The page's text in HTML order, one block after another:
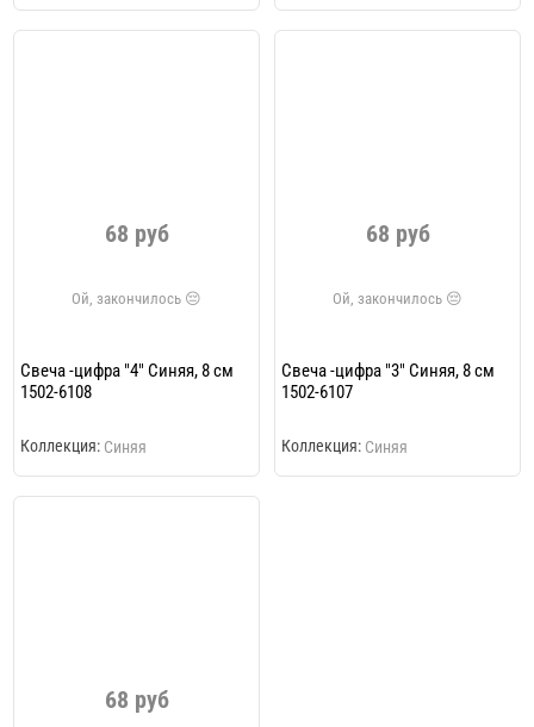
68 руб
Свеча -цифра "4" Синяя, 8 см
1502-6108
Коллекция: Синяя
68 руб
Свеча -цифра "3" Синяя, 8 см
1502-6107
Коллекция: Синяя
68 руб